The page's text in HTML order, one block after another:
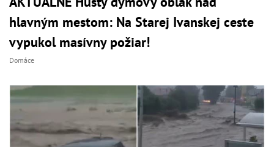
hlavným mestom: Na Starej Ivanskej ceste
vypukol masívny požiar!
Domáce